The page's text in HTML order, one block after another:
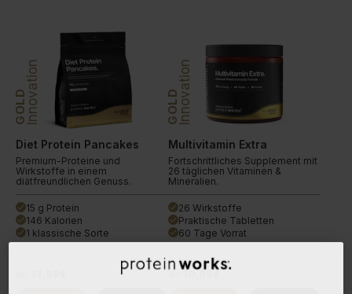
GOLDInnovation
Diet Protein Pancakes
Premium-Proteine und
Wirkstoffe in einem
diätfreundlichen Genuss.
done 15 g Protein
done 146 Kalorien
done 1 klassische Sorte
GOLDInnovation
Multivitamin Extra
Fortschrittliches Supplement mit
26 täglichen Vitaminen &
Mineralien.
done 26 Wirkstoffe
done Praktische Tabletten
done 60 Tage Vorrat
ab 10,99€